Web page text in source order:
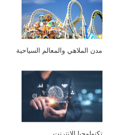
مدن الملاهي والمعالم السياحية